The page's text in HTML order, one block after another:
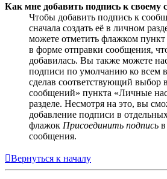
Как мне добавить подпись к своему
Чтобы добавить подпись к
сначала создать её в личном
можете отметить флажком пункт
в форме отправки сообщения,
добавилась. Вы также можете
подписи по умолчанию ко всем
сделав соответствующий выбор
сообщений» пункта «Личные
разделе. Несмотря на это, вы
добавление подписи в
флажок Присоединить подпись
сообщения.
Вернуться к началу